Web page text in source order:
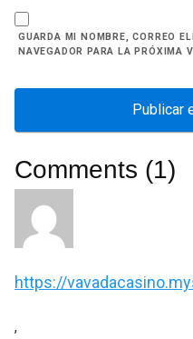
GUARDA MI NOMBRE, CORREO
NAVEGADOR PARA LA PRÓXIMA
Comments (1)
https://
,